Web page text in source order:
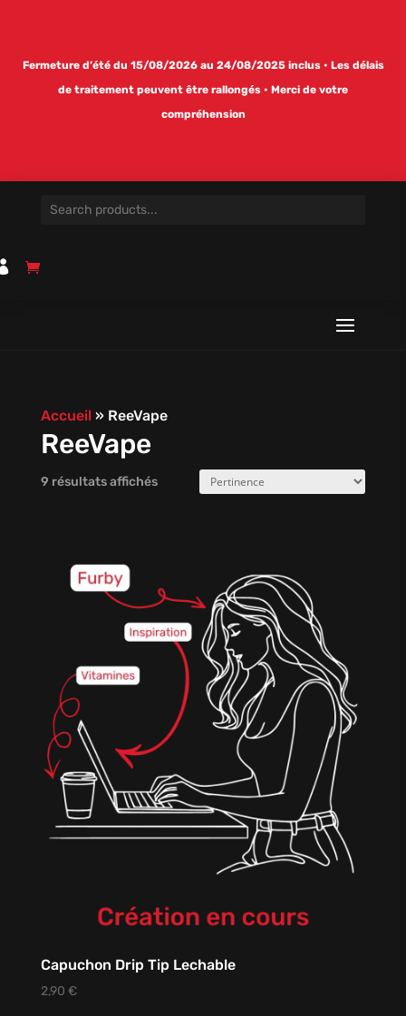
Fermeture d’été du 15/08/2026 au 24/08/2025 inclus • Les délais
de traitement peuvent être rallongés • Merci de votre
compréhension
Accueil» ReeVape
ReeVape
9 résultats affichés
Capuchon Drip Tip Lechable
2,90 €